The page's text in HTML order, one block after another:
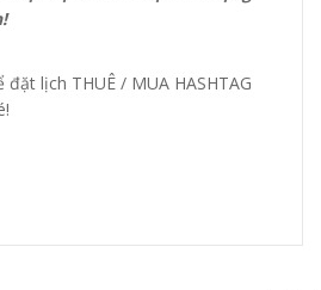
đặt lịch THUÊ / MUA HASHTAG